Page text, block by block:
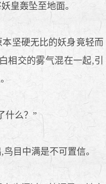
皇轰坠至地面。
坚硬无比的妖身竟轻而
相交的雾气混在一起,引
么？”
目中满是不可置信。